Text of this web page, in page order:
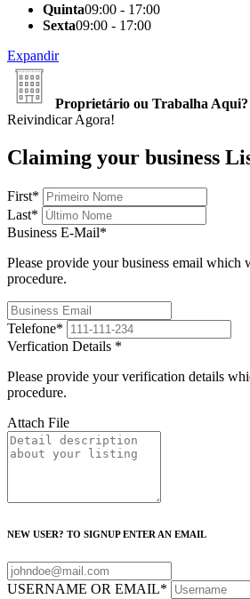
Quinta09:00 - 17:00
Sexta09:00 - 17:00
Expandir
Proprietário ou Trabalha Aqui?
Reivindicar Agora!
Claiming your business
First*
Last*
Business E-Mail*
Please provide your business email which
procedure.
Telefone*
Verfication Details *
Please provide your verification details
procedure.
Attach File
NEW USER? TO SIGNUP ENTER AN EMAIL
USERNAME OR EMAIL*